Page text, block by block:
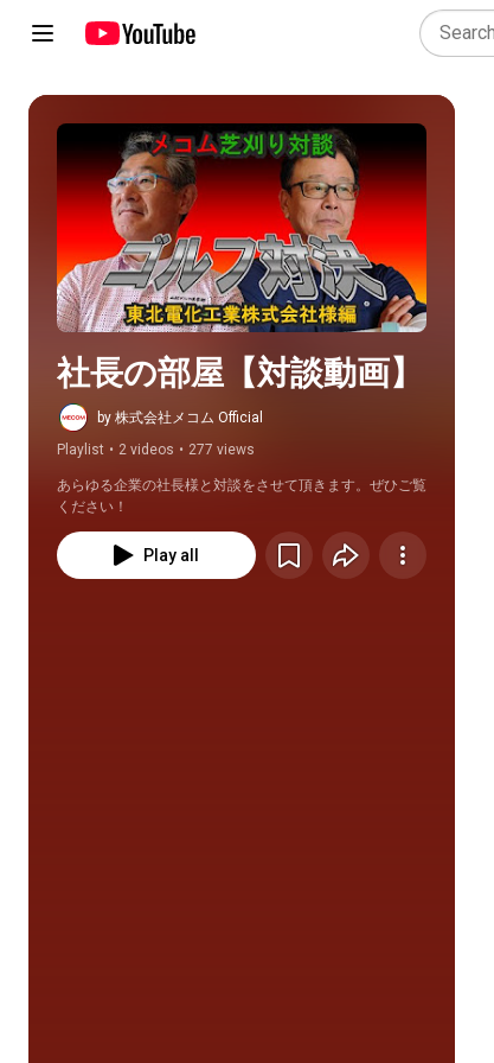
Play all
社長の部屋【対談動画】
by 株式会社メコム Official
Playlist • 2 videos • 277 views
あらゆる企業の社長様と対談をさせて頂きます。ぜひご覧
ください！
Play all